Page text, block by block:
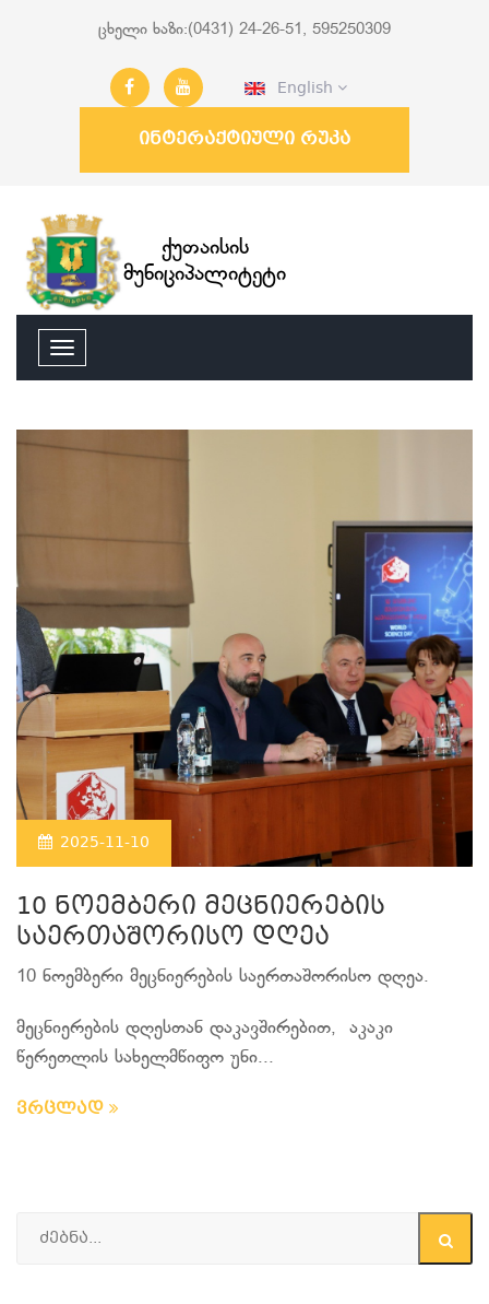
ცხელი ხაზი:(0431) 24-26-51, 595250309
English
ინტერაქტიული რუკა
ქუთაისის
მუნიციპალიტეტი
2025-11-10
10 ნოემბერი მეცნიერების
საერთაშორისო დღეა
10 ნოემბერი მეცნიერების საერთაშორისო დღეა.
მეცნიერების დღესთან დაკავშირებით, აკაკი
წერეთლის სახელმწიფო უნი...
ვრცლად